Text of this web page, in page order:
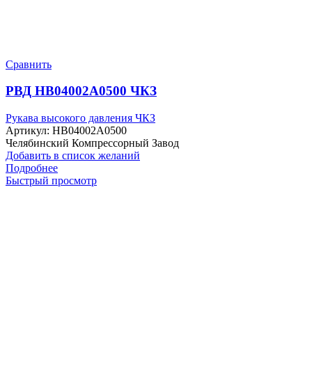
Сравнить
РВД HB04002A0500 ЧКЗ
Рукава высокого давления ЧКЗ
Артикул: HB04002A0500
Челябинский Компрессорный Завод
Добавить в список желаний
Подробнее
Быстрый просмотр